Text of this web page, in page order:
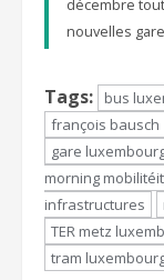
nouvelles
Tags: bus
françois bausch
gare
morning mobilitéit
infrastructures
TER metz
tram